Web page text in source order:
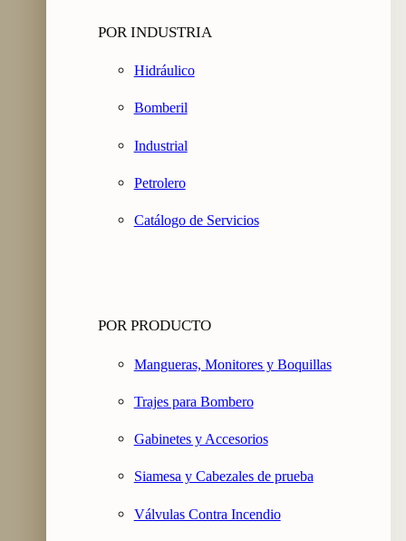
POR INDUSTRIA
Hidráulico
Bomberil
Industrial
Petrolero
Catálogo de Servicios
POR PRODUCTO
Mangueras, Monitores y Boquillas
Trajes para Bombero
Gabinetes y Accesorios
Siamesa y Cabezales de prueba
Válvulas Contra Incendio